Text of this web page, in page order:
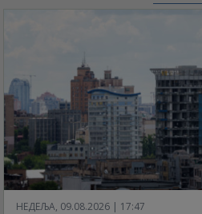
НЕДЕЉА, 09.08.2026 | 17:47